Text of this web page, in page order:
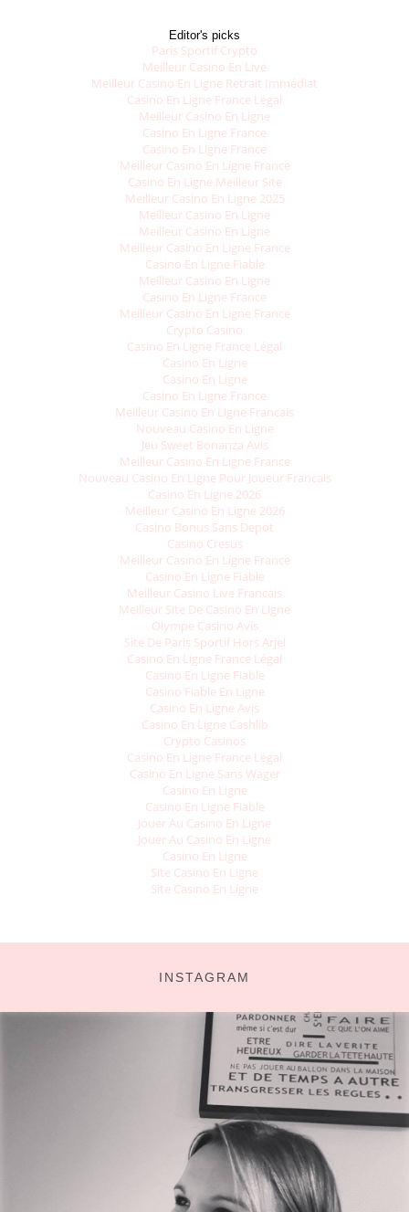
Editor's picks
Paris Sportif Crypto
Meilleur Casino En Live
Meilleur Casino En Ligne Retrait Immédiat
Casino En Ligne France Légal
Meilleur Casino En Ligne
Casino En Ligne France
Casino En Ligne France
Meilleur Casino En Ligne France
Casino En Ligne Meilleur Site
Meilleur Casino En Ligne 2025
Meilleur Casino En Ligne
Meilleur Casino En Ligne
Meilleur Casino En Ligne France
Casino En Ligne Fiable
Meilleur Casino En Ligne
Casino En Ligne France
Meilleur Casino En Ligne France
Crypto Casino
Casino En Ligne France Légal
Casino En Ligne
Casino En Ligne
Casino En Ligne France
Meilleur Casino En Ligne Francais
Nouveau Casino En Ligne
Jeu Sweet Bonanza Avis
Meilleur Casino En Ligne France
Nouveau Casino En Ligne Pour Joueur Francais
Casino En Ligne 2026
Meilleur Casino En Ligne 2026
Casino Bonus Sans Depot
Casino Cresus
Meilleur Casino En Ligne France
Casino En Ligne Fiable
Meilleur Casino Live Francais
Meilleur Site De Casino En Ligne
Olympe Casino Avis
Site De Paris Sportif Hors Arjel
Casino En Ligne France Légal
Casino En Ligne Fiable
Casino Fiable En Ligne
Casino En Ligne Avis
Casino En Ligne Cashlib
Crypto Casinos
Casino En Ligne France Légal
Casino En Ligne Sans Wager
Casino En Ligne
Casino En Ligne Fiable
Jouer Au Casino En Ligne
Jouer Au Casino En Ligne
Casino En Ligne
Site Casino En Ligne
Site Casino En Ligne
INSTAGRAM